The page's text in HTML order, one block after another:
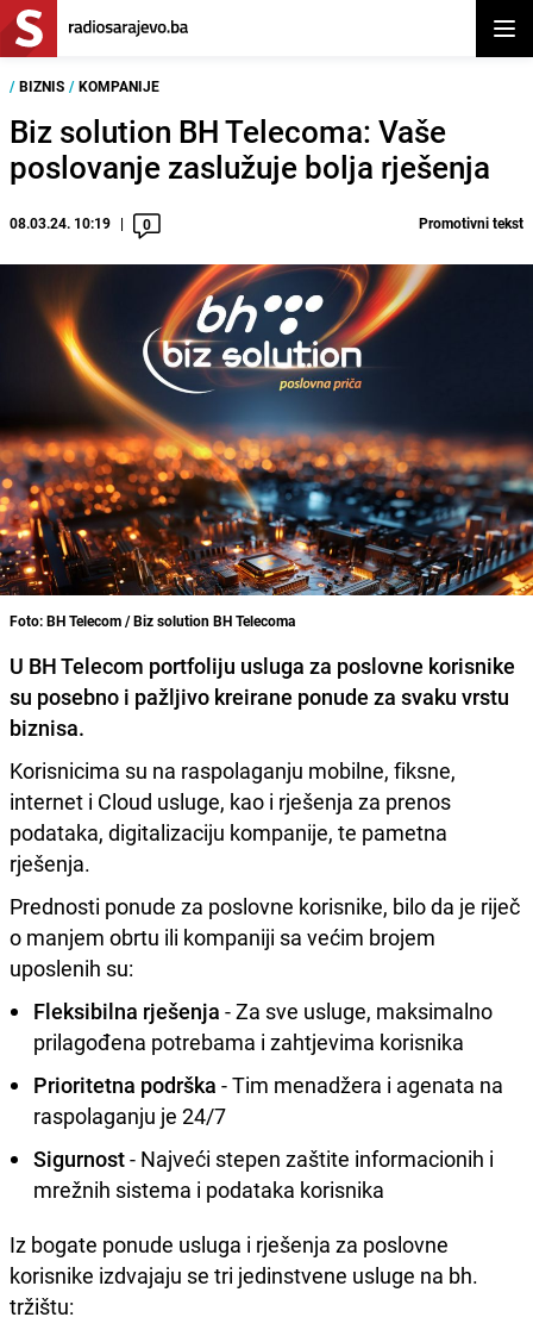
/ BIZNIS / KOMPANIJE
Biz solution BH Telecoma: Vaše
poslovanje zaslužuje bolja rješenja
08.03.24. 10:19 0 Promotivni tekst
Foto: BH Telecom / Biz solution BH Telecoma
U BH Telecom portfoliju usluga za poslovne korisnike
su posebno i pažljivo kreirane ponude za svaku vrstu
biznisa.
Korisnicima su na raspolaganju mobilne, fiksne,
internet i Cloud usluge, kao i rješenja za prenos
podataka, digitalizaciju kompanije, te pametna
rješenja.
Prednosti ponude za poslovne korisnike, bilo da je riječ
o manjem obrtu ili kompaniji sa većim brojem
uposlenih su:
Fleksibilna rješenja - Za sve usluge, maksimalno
prilagođena potrebama i zahtjevima korisnika
Prioritetna podrška - Tim menadžera i agenata na
raspolaganju je 24/7
Sigurnost- Najveći stepen zaštite informacionih i
mrežnih sistema i podataka korisnika
Iz bogate ponude usluga i rješenja za poslovne
korisnike izdvajaju se tri jedinstvene usluge na bh.
tržištu: